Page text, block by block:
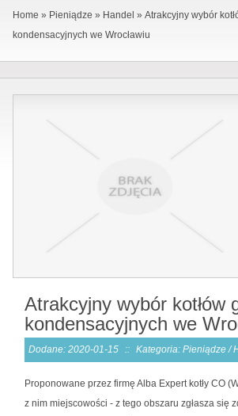
Home » Pieniądze » Handel » Atrakcyjny wybór
kondensacyjnych we Wrocławiu
Atrakcyjny wybór kotłów
kondensacyjnych we
Dodane: 2020-01-15 :: Kategoria: Pieniądze /
Proponowane przez firmę Alba Expert kotły CO
z nim miejscowości - z tego obszaru zgłasza się